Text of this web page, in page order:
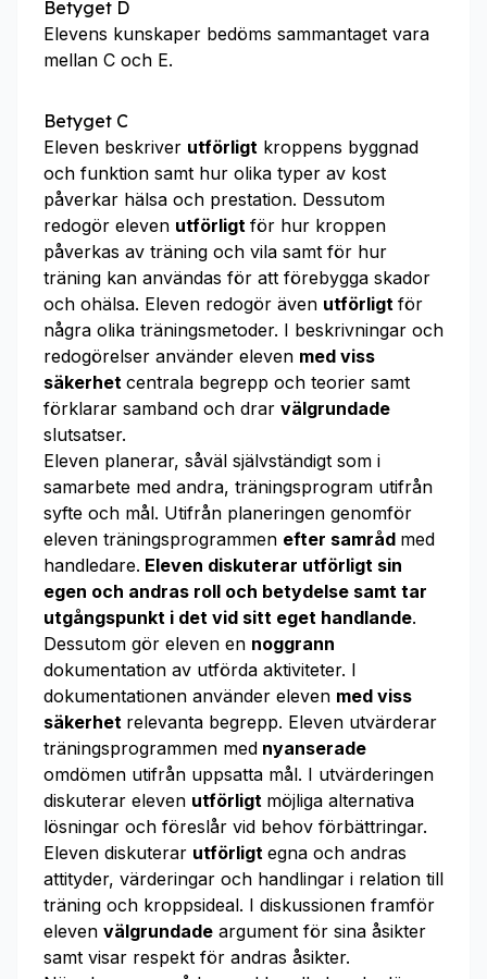
Betyget D
Elevens kunskaper bedöms sammantaget vara
mellan C och E.
Betyget C
Eleven beskriver utförligt kroppens byggnad
och funktion samt hur olika typer av kost
påverkar hälsa och prestation. Dessutom
redogör eleven utförligt för hur kroppen
påverkas av träning och vila samt för hur
träning kan användas för att förebygga skador
och ohälsa. Eleven redogör även utförligt för
några olika träningsmetoder. I beskrivningar och
redogörelser använder eleven med viss
säkerhet centrala begrepp och teorier samt
förklarar samband och drar välgrundade
slutsatser.
Eleven planerar, såväl självständigt som i
samarbete med andra, träningsprogram utifrån
syfte och mål. Utifrån planeringen genomför
eleven träningsprogrammen efter samråd med
handledare. Eleven diskuterar utförligt sin
egen och andras roll och betydelse samt tar
utgångspunkt i det vid sitt eget handlande.
Dessutom gör eleven en noggrann
dokumentation av utförda aktiviteter. I
dokumentationen använder eleven med viss
säkerhet relevanta begrepp. Eleven utvärderar
träningsprogrammen med nyanserade
omdömen utifrån uppsatta mål. I utvärderingen
diskuterar eleven utförligt möjliga alternativa
lösningar och föreslår vid behov förbättringar.
Eleven diskuterar utförligt egna och andras
attityder, värderingar och handlingar i relation till
träning och kroppsideal. I diskussionen framför
eleven välgrundade argument för sina åsikter
samt visar respekt för andras åsikter.